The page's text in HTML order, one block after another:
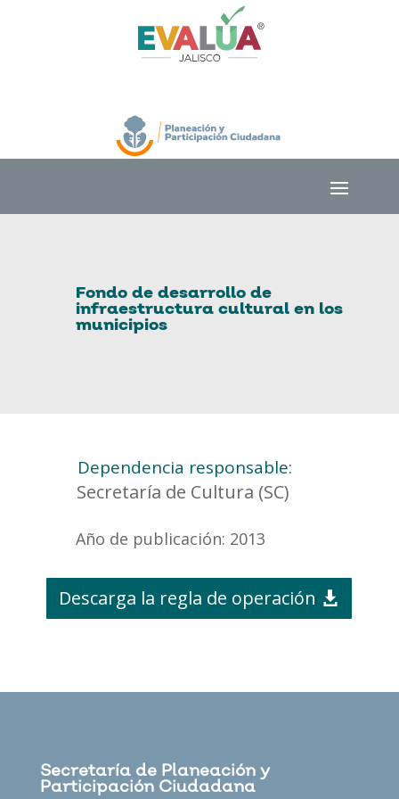
Fondo de desarrollo de
infraestructura cultural en los
municipios
Dependencia responsable:
Secretaría de Cultura (SC)
Año de publicación: 2013
Descarga la regla de operación
Secretaría de Planeación y
Participación Ciudadana